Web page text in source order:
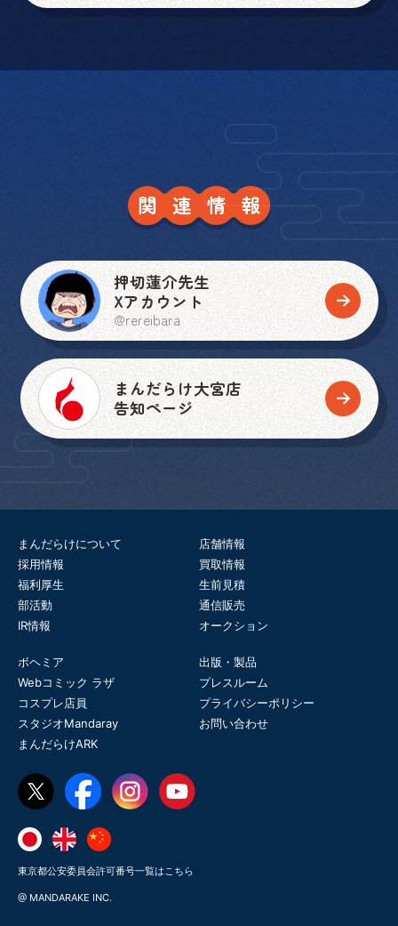
押切蓮介先生
Xアカウント
@rereibara
まんだらけ大宮店
告知ページ
まんだらけについて
採用情報
福利厚生
部活動
IR情報
店舗情報
買取情報
生前見積
通信販売
オークション
ボヘミア
Webコミック ラザ
コスプレ店員
スタジオMandaray
まんだらけARK
出版・製品
プレスルーム
プライバシーポリシー
お問い合わせ
東京都公安委員会許可番号一覧はこちら
@ MANDARAKE INC.